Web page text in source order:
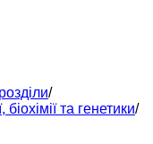
/
та генетики/